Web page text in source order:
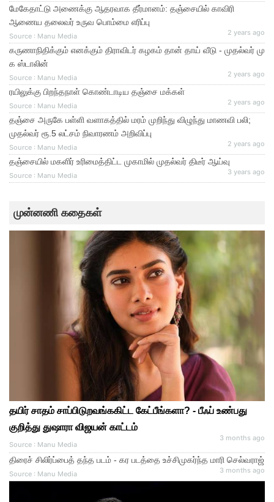
மேகேதாட்டு அணைக்கு ஆதரவாக தீர்மானம்: தஞ்சையில் காவிரி
ஆணைய தலைவர் உருவ பொம்மை எரிப்பு
Source : Manu Media 2 years ago
கருணாநிதிக்கும் எனக்கும் திராவிடர் கழகம் தான் தாய் வீடு - முதல்வர் மு
க ஸ்டாலின்
Source : Manu Media 2 years ago
ரயிலுக்கு பிறந்தநாள் கொண்டாடிய தஞ்சை மக்கள்
Source : Manu Media 2 years ago
தஞ்சை அருகே பள்ளி வளாகத்தில் மரம் முறிந்து விழுந்து மாணவி பலி;
முதல்வர் ரூ.5 லட்சம் நிவாரணம் அறிவிப்பு
Source : Manu Media 2 years ago
தஞ்சையில் மகளிர் உரிமைத்திட்ட முகாமில் முதல்வர் திடீர் ஆய்வு
Source : Manu Media 3 years ago
முன்னணி கதைகள்
தயிர் சாதம் சாப்பிடுறவங்ககிட்ட கேட்பீங்களா? - பீஃப் உண்பது
குறித்து துஷாரா விஜயன் காட்டம்
Source : Manu Media
3 months ago
திரைச் சிலிர்ப்பைத் தந்த படம் - கர படத்தை உச்சிமுகர்ந்த மாரி செல்வராஜ்
Source : Manu Media 3 months ago